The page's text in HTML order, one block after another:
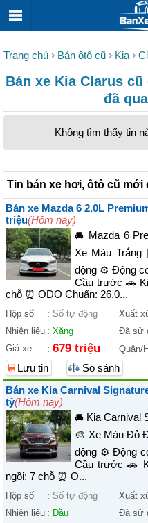
Trang chủ Bán ôtô cũ Kia
Bán xe Kia Clarus
đã
Không tìm thấy tin
Tin bán xe hơi, ôtô cũ mới
Bán xe Mazda 6 2.0L
triệu(Hôm nay)
🚘 Mazda 6
Xe Màu
động ⚙️ Động
Cầu trước 🚗
chỗ ⏰ ODO Chuẩn: 26,0...
Hộp số : Số tự động Xuất
Nhiên liệu : Xăng Đã sử
Giá xe
: 679 triệu Quận/
Lưu tin
So sánh
Bán xe Kia Carnival
tỷ(Hôm nay)
🚘 Kia Carnival
🎨 Xe Màu Đỏ
động ⚙️ Động
Cầu trước 🚗
ngồi: 7 chỗ ⏰ O...
Hộp số : Số tự động Xuất
Nhiên liệu : Dầu Đã sử